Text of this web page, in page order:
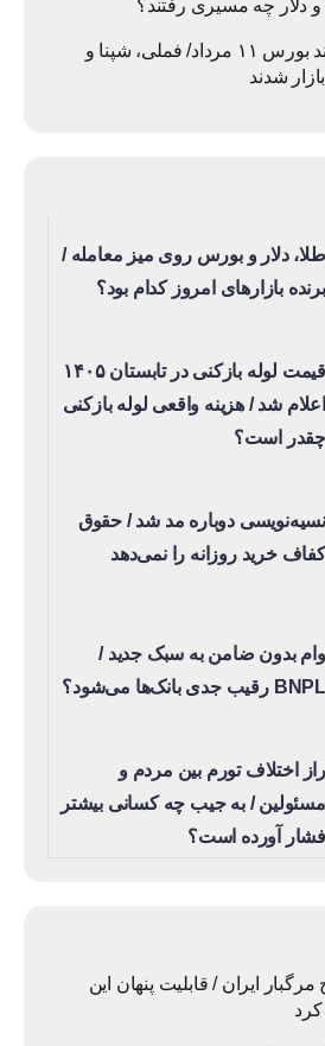
و دلار چه مسیری رفتند؟
بازگشت قدرتمند بورس ۱۱ مرداد/ فملی، شپنا و
شدند
طلا، دلار و بورس روی میز معامله /
برنده بازارهای امروز کدام بود؟
قیمت لوله بازکنی در تابستان ۱۴۰۵
اعلام شد / هزینه واقعی لوله بازکنی
چقدر است؟
نسیه‌نویسی دوباره مد شد / حقوق
کفاف خرید روزانه را نمی‌دهد
وام بدون ضامن به سبک جدید /
BNPL رقیب جدی بانک‌ها می‌شود؟
راز اختلاف تورم بین مردم و
مسئولین / به جیب چه کسانی بیشتر
فشار آورده است؟
ایران / قابلیت پنهان این
کرد